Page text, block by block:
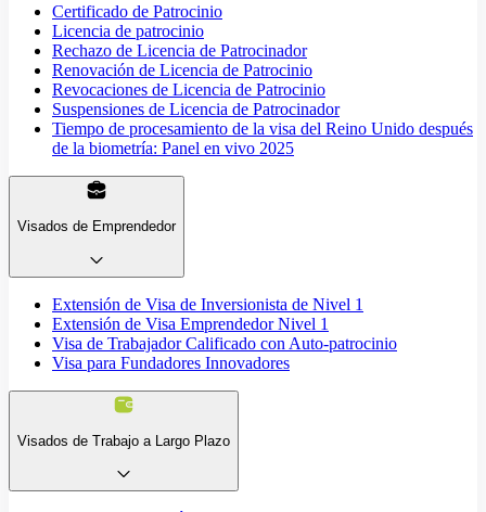
Certificado de Patrocinio
Licencia de patrocinio
Rechazo de Licencia de Patrocinador
Renovación de Licencia de Patrocinio
Revocaciones de Licencia de Patrocinio
Suspensiones de Licencia de Patrocinador
Tiempo de procesamiento de la visa del Reino Unido después
de la biometría: Panel en vivo 2025
Visados de Emprendedor
Extensión de Visa de Inversionista de Nivel 1
Extensión de Visa Emprendedor Nivel 1
Visa de Trabajador Calificado con Auto-patrocinio
Visa para Fundadores Innovadores
Visados de Trabajo a Largo Plazo